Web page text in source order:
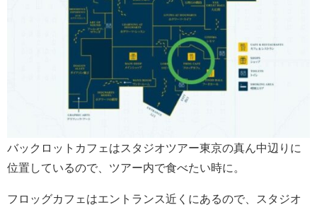
バックロットカフェはスタジオツアー東京の真ん中辺りに
位置しているので、ツアー内で食べたい時に。
フロッグカフェはエントランス近くにあるので、スタジオ